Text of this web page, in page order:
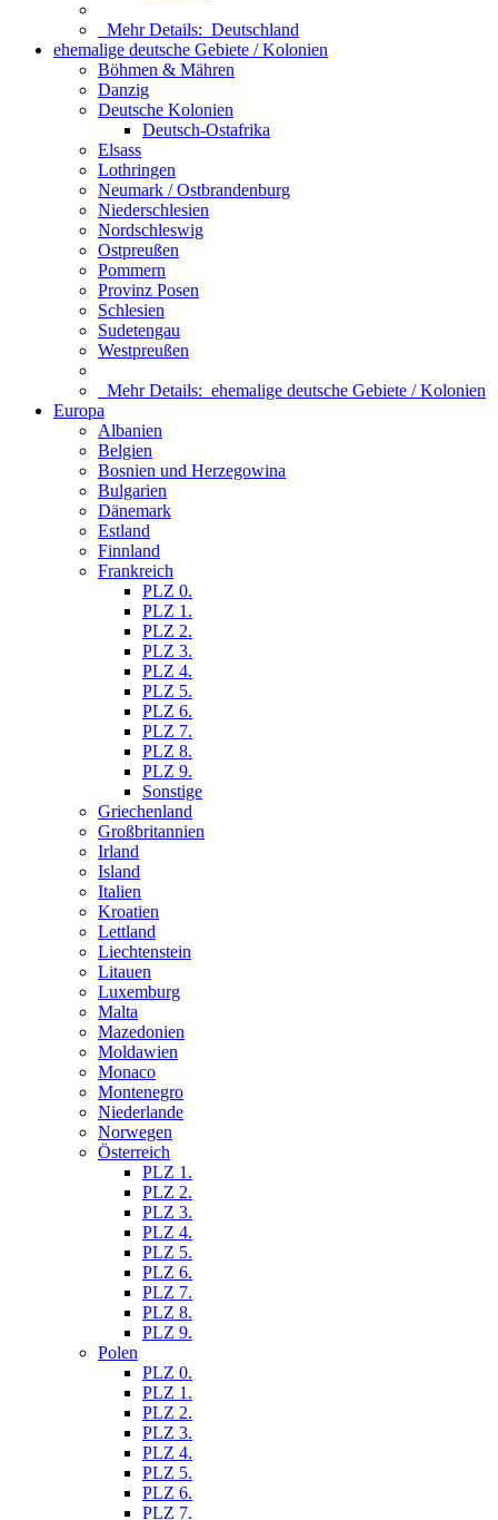
Mehr Details: Deutschland
ehemalige deutsche Gebiete / Kolonien
Böhmen & Mähren
Danzig
Deutsche Kolonien
Deutsch-Ostafrika
Elsass
Lothringen
Neumark / Ostbrandenburg
Niederschlesien
Nordschleswig
Ostpreußen
Pommern
Provinz Posen
Schlesien
Sudetengau
Westpreußen
Mehr Details: ehemalige deutsche Gebiete / Kolonien
Europa
Albanien
Belgien
Bosnien und Herzegowina
Bulgarien
Dänemark
Estland
Finnland
Frankreich
PLZ 0.
PLZ 1.
PLZ 2.
PLZ 3.
PLZ 4.
PLZ 5.
PLZ 6.
PLZ 7.
PLZ 8.
PLZ 9.
Sonstige
Griechenland
Großbritannien
Irland
Island
Italien
Kroatien
Lettland
Liechtenstein
Litauen
Luxemburg
Malta
Mazedonien
Moldawien
Monaco
Montenegro
Niederlande
Norwegen
Österreich
PLZ 1.
PLZ 2.
PLZ 3.
PLZ 4.
PLZ 5.
PLZ 6.
PLZ 7.
PLZ 8.
PLZ 9.
Polen
PLZ 0.
PLZ 1.
PLZ 2.
PLZ 3.
PLZ 4.
PLZ 5.
PLZ 6.
PLZ 7.